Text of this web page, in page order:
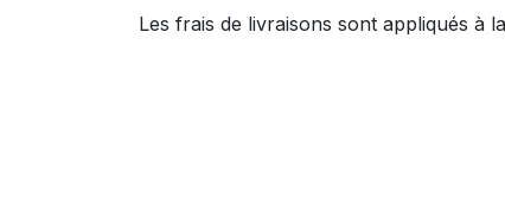
Les frais de livraisons sont appliqués à